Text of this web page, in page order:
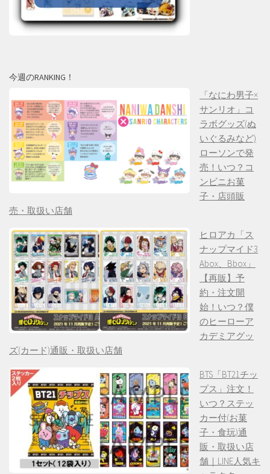
今週のRANKING！
「なにわ男子×
サンリオ」コ
ラボグッズ(ぬ
いぐるみなど)
ローソンで発
売！いつ？コ
ンビニお菓
子・店頭販
売・取扱い店舗
ヒロアカ「ス
ナップマイド3
Abox、Bbox」
【再販】予
約・注文開
始！いつ？僕
のヒーローア
カデミアグッ
ズ(カード)通販・取扱い店舗
BTS「BT21チッ
プス」注文！
いつ？ステッ
カー付(お菓
子・食玩)通
販・取扱い店
舗｜LINE人気キ